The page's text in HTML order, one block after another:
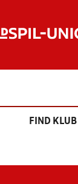
FIND